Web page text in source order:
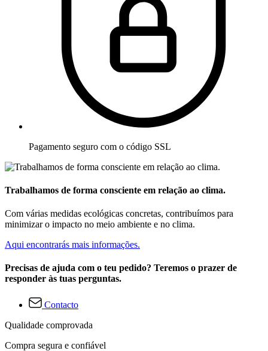
Pagamento seguro com o código SSL
Trabalhamos de forma consciente em relação ao clima.
Com várias medidas ecológicas concretas, contribuímos para
minimizar o impacto no meio ambiente e no clima.
Aqui encontrarás mais informações.
Precisas de ajuda com o teu pedido? Teremos o prazer de
responder às tuas perguntas.
Contacto
Qualidade comprovada
Compra segura e confiável